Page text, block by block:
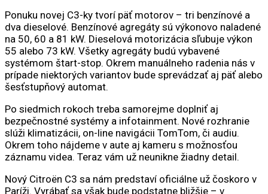
Ponuku novej C3-ky tvorí päť motorov – tri benzínové a
dva dieselové. Benzínové agregáty sú výkonovo naladené
na 50, 60 a 81 kW. Dieselová motorizácia sľubuje výkon
55 alebo 73 kW. Všetky agregáty budú vybavené
systémom štart-stop. Okrem manuálneho radenia nás v
prípade niektorých variantov bude sprevádzať aj päť alebo
šesťstupňový automat.
Po siedmich rokoch treba samorejme doplniť aj
bezpečnostné systémy a infotainment. Nové rozhranie
slúži klimatizácii, on-line navigácii TomTom, či audiu.
Okrem toho nájdeme v aute aj kameru s možnosťou
záznamu videa. Teraz vám už neunikne žiadny detail.
Nový Citroën C3 sa nám predstaví oficiálne už čoskoro v
Paríži. Vyrábať sa však bude podstatne bližšie – v